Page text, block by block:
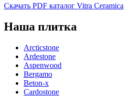
Скачать PDF каталог Vitra Ceramica
Наша плитка
Arcticstone
Ardestone
Aspenwood
Bergamo
Beton-x
Cardostone